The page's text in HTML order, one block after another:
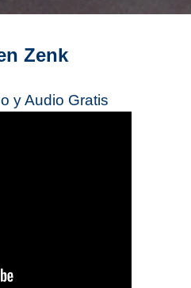
Zenk
y Audio Gratis